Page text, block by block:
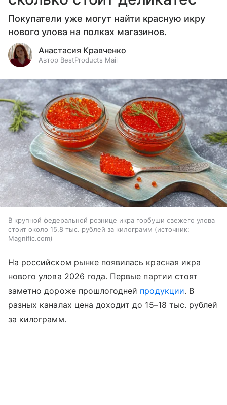
Покупатели уже могут найти красную икру
нового улова на полках магазинов.
Анастасия Кравченко
Автор BestProducts Mail
В крупной федеральной рознице икра горбуши свежего улова
стоит около 15,8 тыс. рублей за килограмм
источник:
Magnific.com
На российском рынке появилась красная икра
нового улова 2026 года. Первые партии стоят
заметно дороже прошлогодней продукции. В
разных каналах цена доходит до 15–18 тыс. рублей
за килограмм.